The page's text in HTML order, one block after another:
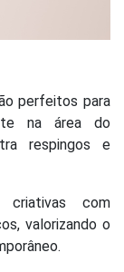
perfeitos para
na área do
respingos e
criativas com
valorizando o